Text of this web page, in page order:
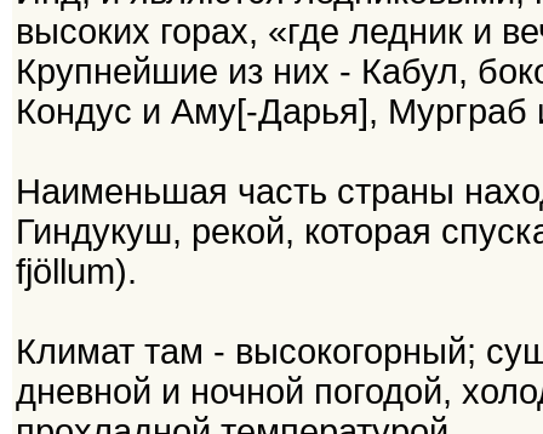
высоких горах, «где ледник и
Крупнейшие из них - Кабул,
Кондус и Аму[-Дарья], Мурграб
Наименьшая часть страны
Гиндукуш, рекой, которая
fjöllum).
Климат там - высокогорный;
дневной и ночной погодой,